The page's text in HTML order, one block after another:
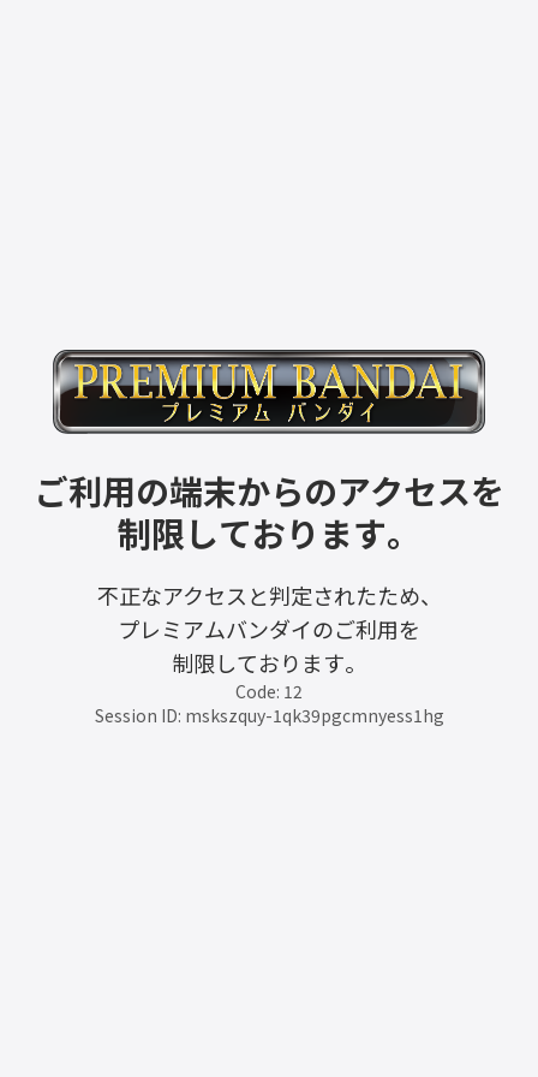
ご利用の端末からのアクセスを
制限しております。
不正なアクセスと判定されたため、
プレミアムバンダイのご利用を
制限しております。
Code: 12
Session ID: mskszquy-1qk39pgcmnyess1hg